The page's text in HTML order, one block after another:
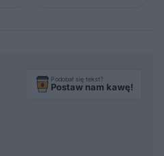
Podobał się tekst?
Postaw nam kawę!